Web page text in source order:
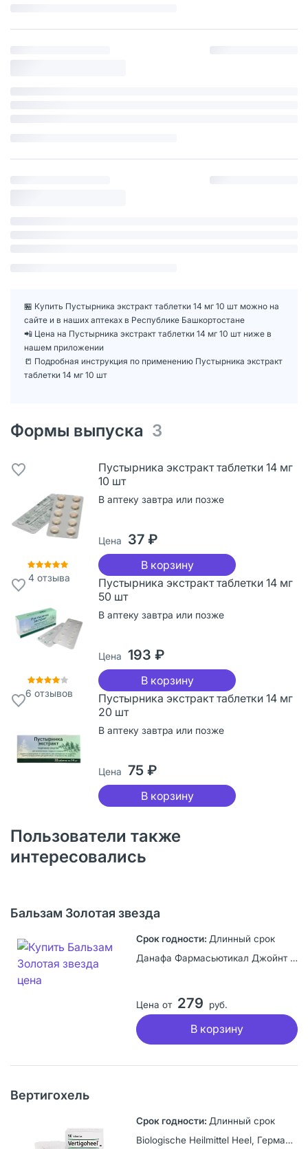
🏪 Купить Пустырника экстракт таблетки 14 мг 10 шт можно на
сайте и в наших аптеках в Республике Башкортостане
📲 Цена на Пустырника экстракт таблетки 14 мг 10 шт ниже в
нашем приложении
📒 Подробная инструкция по применению Пустырника экстракт
таблетки 14 мг 10 шт
Формы выпуска 3
4отзыва
Пустырника экстракт таблетки 14 мг
10 шт
В аптеку завтра или позже
Цена 37 ₽
В корзину
6 отзывов
Пустырника экстракт таблетки 14 мг
50 шт
В аптеку завтра или позже
Цена 193 ₽
В корзину
Пустырника экстракт таблетки 14 мг
20 шт
В аптеку завтра или позже
Цена 75 ₽
В корзину
Пользователи также
интересовались
Бальзам Золотая звезда
Длинный срок
Данафа Фармасьютикал Джойнт Сток Компани, Вьетнам
Цена от 279 руб.
В корзину
Вертигохель
Длинный срок
Biologische Heilmittel Heel, Германия